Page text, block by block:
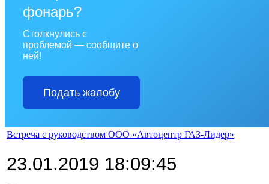
фонарь?
Столкнулись с
проблемой — сообщите о
ней!
Подать жалобу
Встреча с руководством ООО «Автоцентр ГАЗ-Лидер»
23.01.2019 18:09:45